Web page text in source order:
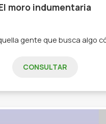
moro indumentaria
CONSULTAR